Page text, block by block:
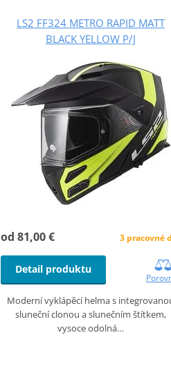
LS2 FF324 METRO RAPID MATT
BLACK YELLOW P/J
od 81,00 € 3 pracovné
Detail produktu
Moderní vyklápěcí helma s
sluneční clonou a slunečním štítkem,
vysoce odolná…